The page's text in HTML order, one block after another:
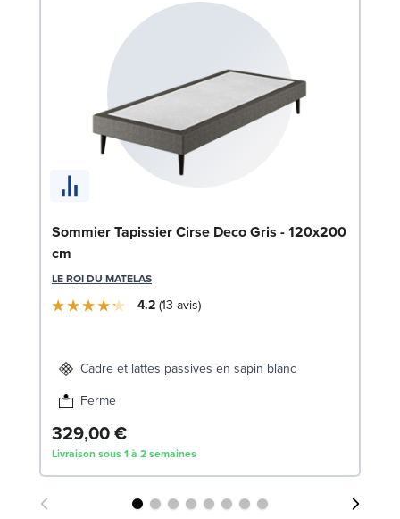
Sommier Tapissier Cirse Deco Gris - 120x200
cm
LE ROI DU MATELAS
4.2 13 avis
Cadre et lattes passives en sapin blanc
Ferme
329,00 €
Livraison sous 1 à 2 semaines